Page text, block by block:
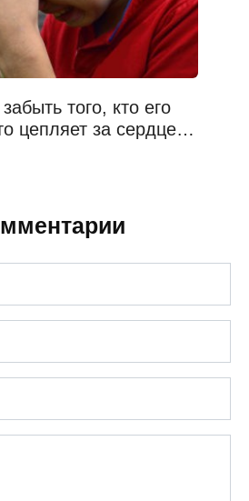
того, кто его
цепляет за сердце…